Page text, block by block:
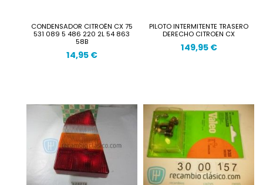
CONDENSADOR CITROËN CX 75
531 089 5 486 220 2L 54 863
58B
14,95 €
PILOTO INTERMITENTE TRASERO
DERECHO CITROEN CX
149,95 €